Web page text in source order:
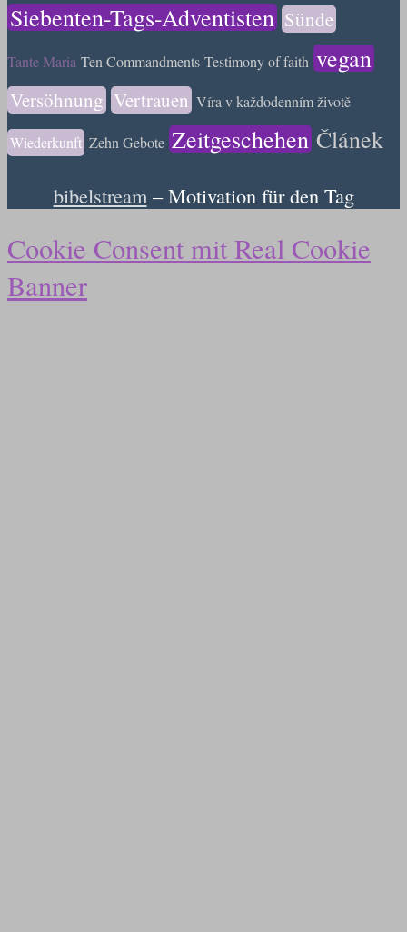
Siebenten-Tags-Adventisten Sünde
Tante Maria Ten Commandments Testimony of faith vegan
Versöhnung Vertrauen Víra v každodenním životě
Wiederkunft Zehn Gebote Zeitgeschehen Článek
bibelstream– Motivation für den Tag
Cookie Consent mit Real Cookie
Banner